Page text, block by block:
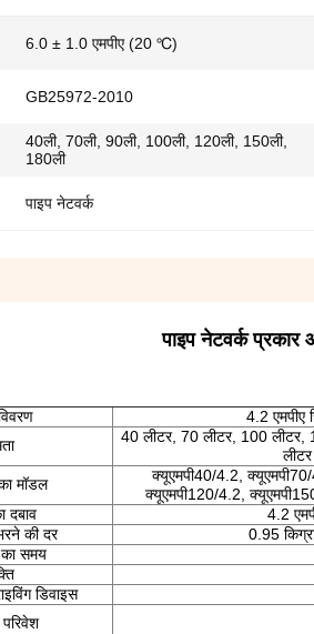
6.0 ± 1.0 एमपीए (20 ℃)
GB25972-2010
40ली, 70ली, 90ली, 100ली, 120ली, 150ली,
180ली
पाइप नेटवर्क
पाइप नेटवर्क
4.2 एमपीए
40 लीटर, 70 लीटर, 100 लीटर,
लीटर
मॉडल
क्यूएमपी40/4.2,
क्यूएमपी120/4.2,
दबाव 4.2
की दर 0.95
का समय
डिवाइस